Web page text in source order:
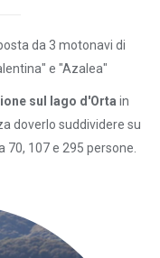
da 3 motonavi di
e "Azalea"
sul lago d'Orta in
doverlo suddividere su
107 e 295 persone.